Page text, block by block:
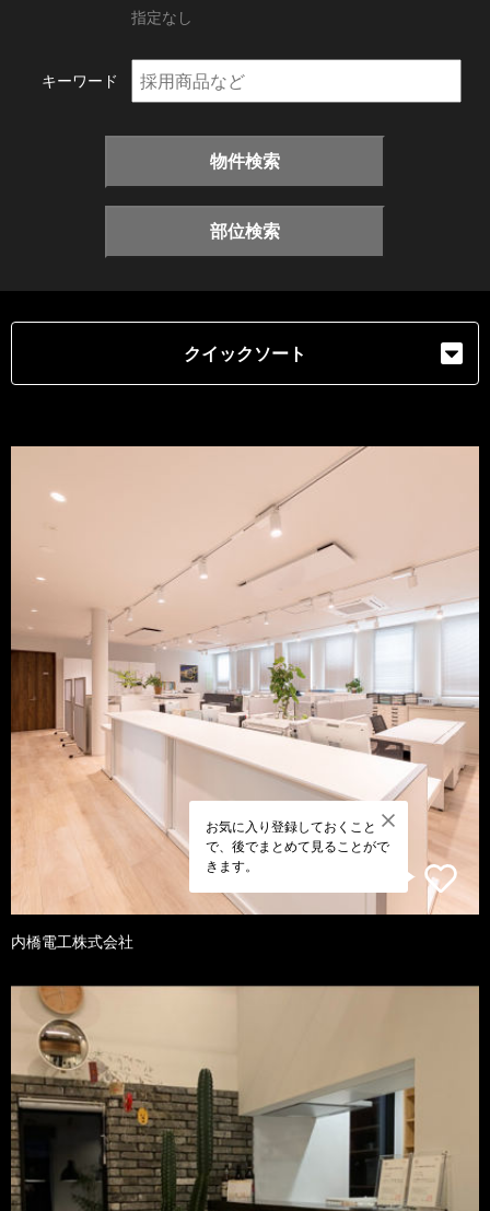
指定なし
キーワード
物件検索
部位検索
クイックソート
お気に入り登録しておくこと
で、後でまとめて見ることがで
きます。
内橋電工株式会社